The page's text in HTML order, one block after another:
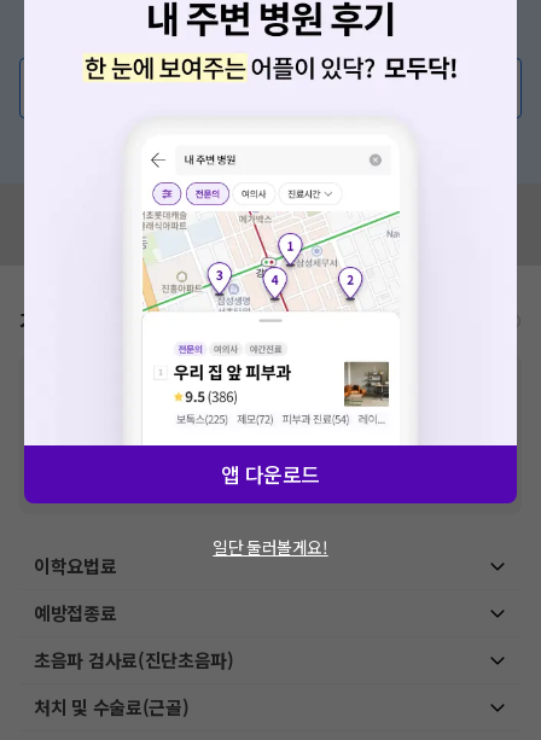
증상/치료, 궁금한 점이 있나요?
의사가 직접 답해드려요!
💬 무엇이든 물어보세요
혹시 잘못된 병원정보가 있나요?
모두닥 팀에 알려주세요!
가격표 비급여/급여 진료란?
비급여 항목의 경우,추가비용 등으로 실제 가격과 상이할 수 있으니, 정확
한 가격은 해당 의료기관에 직접 문의해주세요.
건강보험심사평가원에 고지되어 있는 급여 진료 기준 가
격입니다. (진료와 연관된 복합적인 비용이 추가되어, 병원마다 금액이 다르게
산정될 수 있는 점 참고 바랍니다.)
VAT 포함
이학요법료
예방접종료
초음파 검사료(진단초음파)
처치 및 수술료(근골)
앱 다운로드
일단 둘러볼게요!